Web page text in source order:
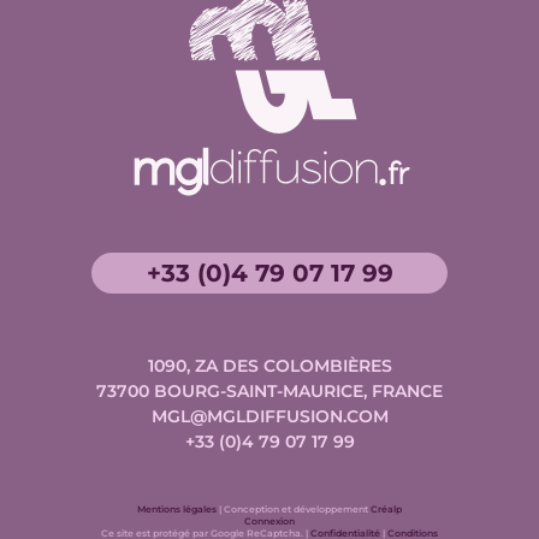
+33 (0)4 79 07 17 99
1090, ZA DES COLOMBIÈRES
73700 BOURG-SAINT-MAURICE, FRANCE
MGL@MGLDIFFUSION.COM
+33 (0)4 79 07 17 99
Mentions légales | Conception et développement Conception
développement
Créalp
Connexion
Ce site est protégé par Google ReCaptcha. | Google
Confidentialité | Google
Conditions